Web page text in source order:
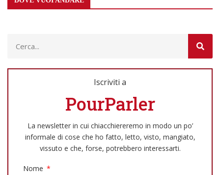
Iscriviti a
PourParler
La newsletter in cui chiacchiereremo in modo un po’
informale di cose che ho fatto, letto, visto, mangiato,
vissuto e che, forse, potrebbero interessarti.
Nome